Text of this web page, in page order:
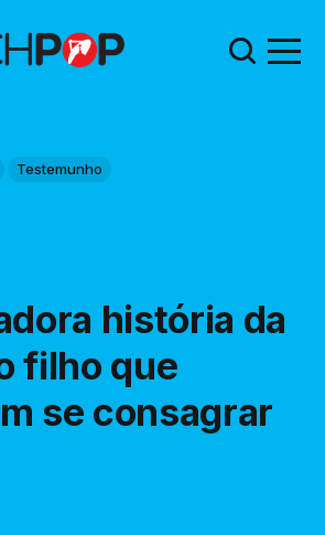
Testemunho
história da
filho que
se consagrar